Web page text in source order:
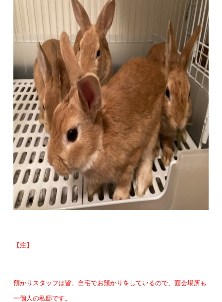
【注】
預かりスタッフは皆、自宅でお預かりをしているので、面会場所も
一個人の私邸です。